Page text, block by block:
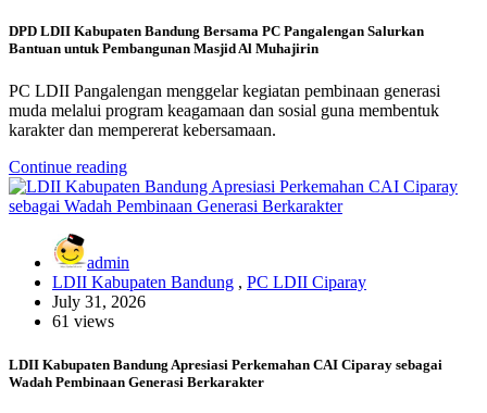
DPD LDII Kabupaten Bandung Bersama PC Pangalengan Salurkan
Bantuan untuk Pembangunan Masjid Al Muhajirin
PC LDII Pangalengan menggelar kegiatan pembinaan generasi
muda melalui program keagamaan dan sosial guna membentuk
karakter dan mempererat kebersamaan.
Continue reading
admin
LDII Kabupaten Bandung , PC LDII Ciparay
July 31, 2026
61 views
LDII Kabupaten Bandung Apresiasi Perkemahan CAI Ciparay sebagai
Wadah Pembinaan Generasi Berkarakter